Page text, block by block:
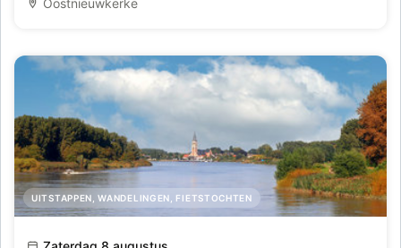
Oostnieuwkerke
UITSTAPPEN, WANDELINGEN, FIETSTOCHTEN
Dagtocht vanuit Temse, Sint-Amands en Dendermonde